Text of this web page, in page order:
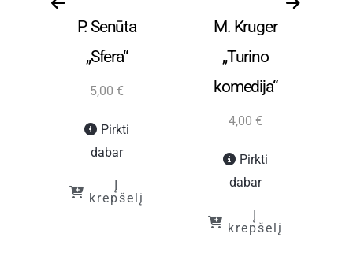
Grožinė literatūra
P. Senūta
„Sfera“
5,00 €
Pirkti
dabar
krepšelį
Grožinė literatūra
M. Kruger
„Turino
komedija“
4,00 €
Pirkti
dabar
krepšelį